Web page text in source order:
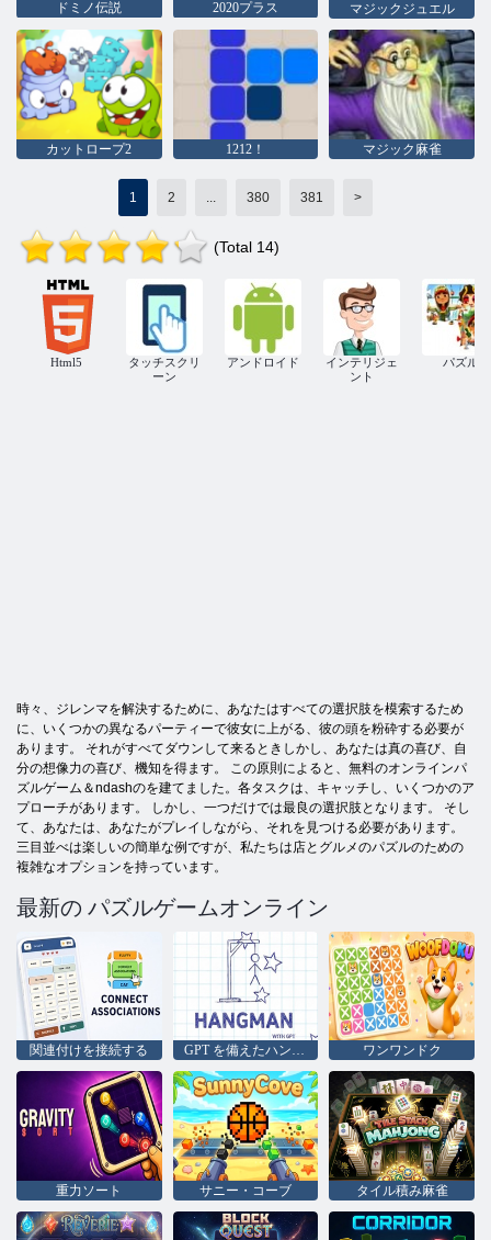
ドミノ伝説 2020プラス マジックジュエル
カットロープ2 1212！ マジック麻雀
1 2 380 381 >
(Total 14)
Html5
タッチスクリ
ーン
アンドロイド
インテリジェ
ント
パズル
時々、ジレンマを解決するために、あなたはすべての選択肢を模索するため
に、いくつかの異なるパーティーで彼女に上がる、彼の頭を粉砕する必要が
あります。 それがすべてダウンして来るときしかし、あなたは真の喜び、自
分の想像力の喜び、機知を得ます。 この原則によると、無料のオンラインパ
ズルゲーム＆ndashのを建てました。各タスクは、キャッチし、いくつかのア
プローチがあります。 しかし、一つだけでは最良の選択肢となります。 そし
て、あなたは、あなたがプレイしながら、それを見つける必要があります。
三目並べは楽しいの簡単な例ですが、私たちは店とグルメのパズルのための
複雑なオプションを持っています。
最新の パズルゲームオンライン
関連付けを接続する GPT を備えたハングマン ワンワンドク
重力ソート サニー・コーブ タイル積み麻雀